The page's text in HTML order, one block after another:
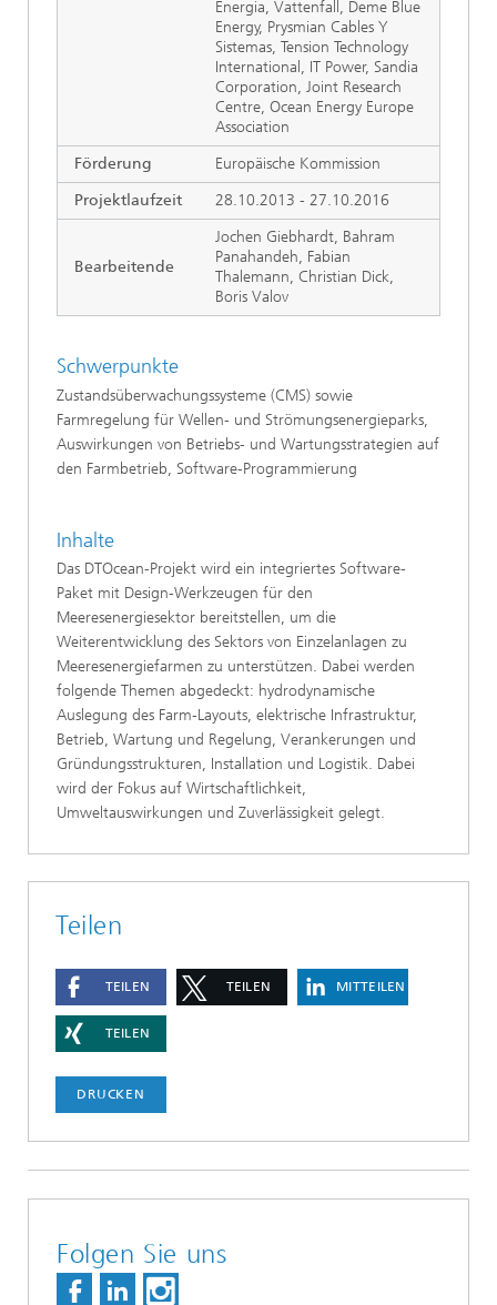
Energia, Vattenfall, Deme Blue
Energy, Prysmian Cables Y
Sistemas, Tension Technology
International, IT Power, Sandia
Corporation, Joint Research
Centre, Ocean Energy Europe
Association
Förderung
Europäische Kommission
Projektlaufzeit
28.10.2013 - 27.10.2016
Bearbeitende
Jochen Giebhardt, Bahram
Panahandeh, Fabian
Thalemann, Christian Dick,
Boris Valov
Schwerpunkte
Zustandsüberwachungssysteme (CMS) sowie
Farmregelung für Wellen- und Strömungsenergieparks,
Auswirkungen von Betriebs- und Wartungsstrategien auf
den Farmbetrieb, Software-Programmierung
Inhalte
Das DTOcean-Projekt wird ein integriertes Software-
Paket mit Design-Werkzeugen für den
Meeresenergiesektor bereitstellen, um die
Weiterentwicklung des Sektors von Einzelanlagen zu
Meeresenergiefarmen zu unterstützen. Dabei werden
folgende Themen abgedeckt: hydrodynamische
Auslegung des Farm-Layouts, elektrische Infrastruktur,
Betrieb, Wartung und Regelung, Verankerungen und
Gründungsstrukturen, Installation und Logistik. Dabei
wird der Fokus auf Wirtschaftlichkeit,
Umweltauswirkungen und Zuverlässigkeit gelegt.
Teilen
TEILEN TEILEN MITTEILEN
TEILEN
DRUCKEN
Folgen Sie uns